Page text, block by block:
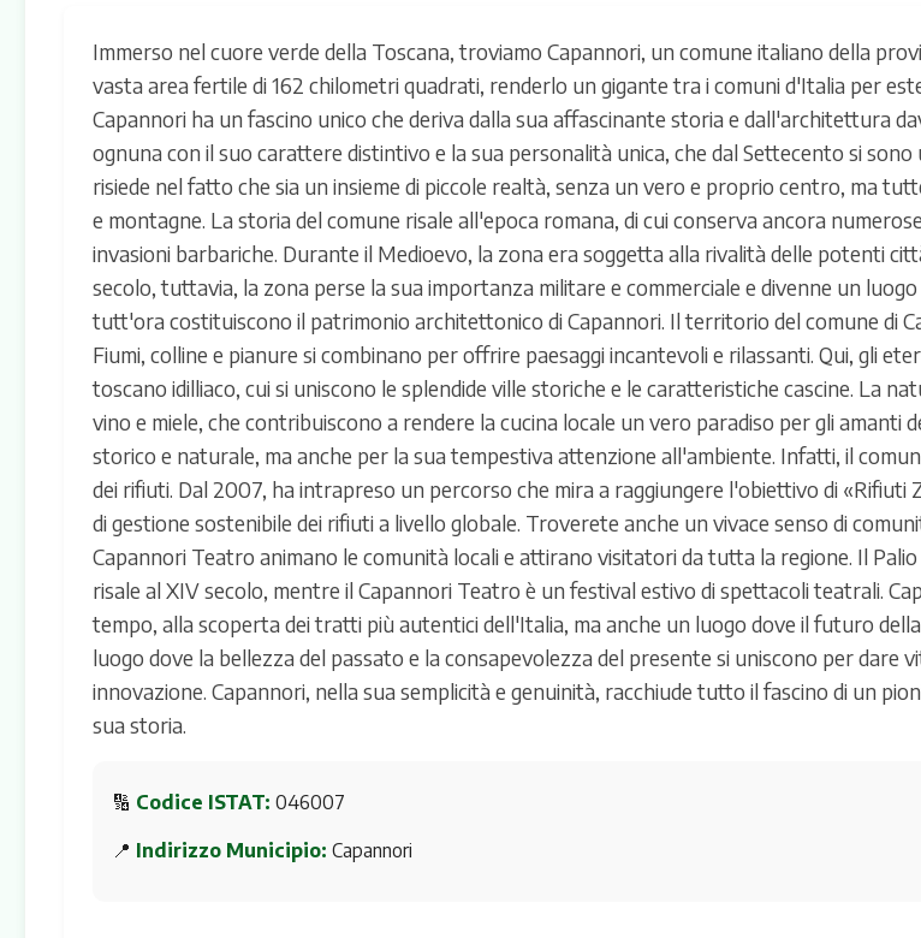
Immerso nel cuore verde della Toscana, troviamo Capannori, un comune italiano della
vasta area fertile di 162 chilometri quadrati, renderlo un gigante tra i comuni d'Italia per
Capannori ha un fascino unico che deriva dalla sua affascinante storia e dall'architettura
ognuna con il suo carattere distintivo e la sua personalità unica, che dal Settecento si
risiede nel fatto che sia un insieme di piccole realtà, senza un vero e proprio centro, ma
e montagne. La storia del comune risale all'epoca romana, di cui conserva ancora
invasioni barbariche. Durante il Medioevo, la zona era soggetta alla rivalità delle potenti
secolo, tuttavia, la zona perse la sua importanza militare e commerciale e divenne un
tutt'ora costituiscono il patrimonio architettonico di Capannori. Il territorio del comune di
Fiumi, colline e pianure si combinano per offrire paesaggi incantevoli e rilassanti. Qui, gli
toscano idilliaco, cui si uniscono le splendide ville storiche e le caratteristiche cascine. La
vino e miele, che contribuiscono a rendere la cucina locale un vero paradiso per gli
storico e naturale, ma anche per la sua tempestiva attenzione all'ambiente. Infatti, il
dei rifiuti. Dal 2007, ha intrapreso un percorso che mira a raggiungere l'obiettivo di
di gestione sostenibile dei rifiuti a livello globale. Troverete anche un vivace senso di
Capannori Teatro animano le comunità locali e attirano visitatori da tutta la regione. Il
risale al XIV secolo, mentre il Capannori Teatro è un festival estivo di spettacoli teatrali.
tempo, alla scoperta dei tratti più autentici dell'Italia, ma anche un luogo dove il futuro
luogo dove la bellezza del passato e la consapevolezza del presente si uniscono per dare
innovazione. Capannori, nella sua semplicità e genuinità, racchiude tutto il fascino di un
sua storia.
🔢 Codice ISTAT: 046007
📍 Indirizzo Municipio: Capannori